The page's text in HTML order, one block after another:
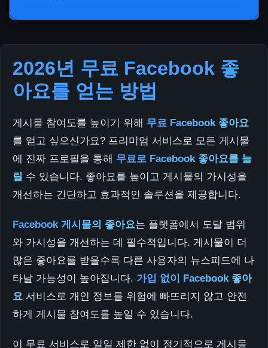
2026년 무료 Facebook 좋
아요를 얻는 방법
게시물 참여도를 높이기 위해 무료 Facebook 좋아요
를 얻고 싶으신가요? 프리미엄 서비스로 모든 게시물
에 진짜 프로필을 통해 무료로 Facebook 좋아요를 늘
릴 수 있습니다. 좋아요를 높이고 게시물의 가시성을
개선하는 간단하고 효과적인 솔루션을 제공합니다.
Facebook 게시물의 좋아요는 플랫폼에서 도달 범위
와 가시성을 개선하는 데 필수적입니다. 게시물이 더
많은 좋아요를 받을수록 다른 사용자의 뉴스피드에 나
타날 가능성이 높아집니다. 가입 없이 Facebook 좋아
요 서비스로 개인 정보를 위험에 빠뜨리지 않고 안전
하게 게시물 참여도를 높일 수 있습니다.
이 무료 서비스로 일일 제한 없이 정기적으로 게시물